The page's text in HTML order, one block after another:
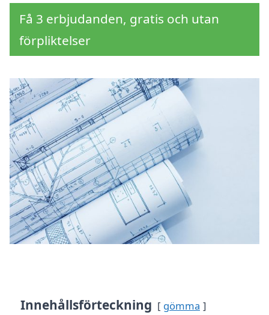
Få 3 erbjudanden, gratis och utan
förpliktelser
Innehållsförteckning gömma